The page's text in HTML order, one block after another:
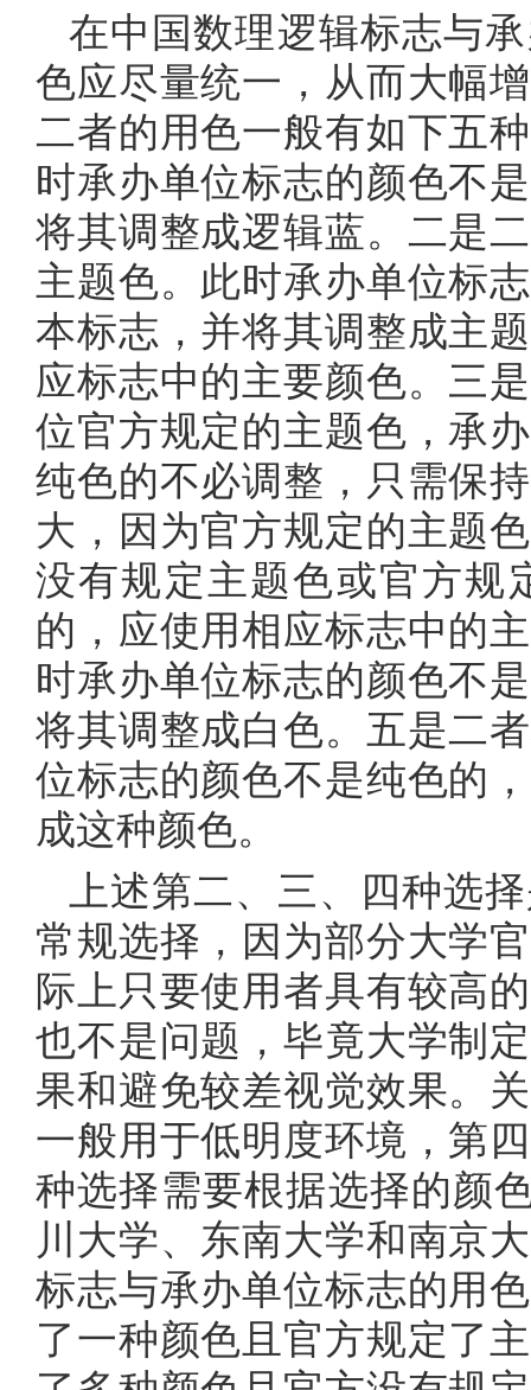
在中国数理逻辑标志与
色应尽量统一，从而大幅
二者的用色一般有如下五
时承办单位标志的颜色不
将其调整成逻辑蓝。二是
主题色。此时承办单位标
本标志，并将其调整成主
应标志中的主要颜色。三
位官方规定的主题色，承
纯色的不必调整，只需保
大，因为官方规定的主题
没有规定主题色或官方规
的，应使用相应标志中的
时承办单位标志的颜色不
将其调整成白色。五是二
位标志的颜色不是纯色的
成这种颜色。
上述第二、三、四种选
常规选择，因为部分大学
际上只要使用者具有较高
也不是问题，毕竟大学制
果和避免较差视觉效果。
一般用于低明度环境，第
种选择需要根据选择的颜
川大学、东南大学和南京
标志与承办单位标志的用
了一种颜色且官方规定了